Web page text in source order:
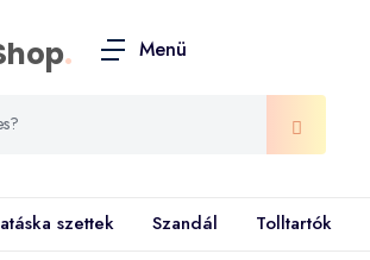
. Menü
szettek Szandál Tolltartók